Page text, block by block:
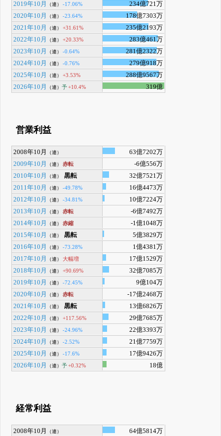
2019年10月
（連） -17.06%
234億721万
2020年10月
（連） -23.64%
178億7303万
2021年10月
（連） +31.61%
235億2193万
2022年10月
（連） +20.33%
283億461万
2023年10月
（連） -0.64%
281億2322万
2024年10月
（連） -0.76%
279億918万
2025年10月
（連） +3.53%
288億9567万
2026年10月
（連）予+10.4% 319億
営業利益
2008年10月 （連）
63億7202万
2009年10月
（連） 赤転
-6億556万
2010年10月
（連） 黒転
32億7521万
2011年10月
（連） -49.78%
16億4473万
2012年10月
（連） -34.81%
10億7224万
2013年10月
（連） 赤転
-6億7492万
2014年10月
（連） 赤縮
-1億1048万
2015年10月
（連） 黒転
5億3829万
2016年10月
（連） -73.28%
1億4381万
2017年10月
（連） 大幅増
17億1529万
2018年10月
（連） +90.69%
32億7085万
2019年10月
（連） -72.45%
9億104万
2020年10月
（連） 赤転
-17億2468万
2021年10月
（連） 黒転
13億6826万
2022年10月
（連） +117.56%
29億7685万
2023年10月
（連） -24.96%
22億3393万
2024年10月
（連） -2.52%
21億7759万
2025年10月
（連） -17.6%
17億9426万
2026年10月
（連）予+0.32% 18億
経常利益
2008年10月 （連）
64億5814万